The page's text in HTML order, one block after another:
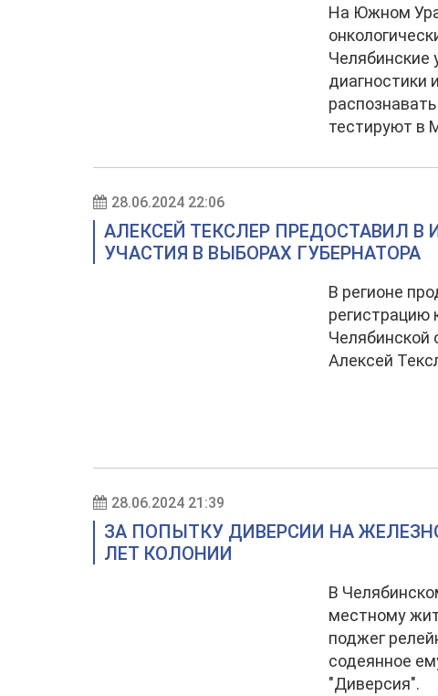
На Южном
Челябинские
диагностики
тестируют в
28.06.2024 22:06
АЛЕКСЕЙ ТЕКСЛЕР ПРЕДОСТАВИЛ
УЧАСТИЯ В ВЫБОРАХ ГУБЕРНАТОРА
В регионе
регистрацию
Челябинской
Алексей
28.06.2024 21:39
ЗА ПОПЫТКУ ДИВЕРСИИ НА
ЛЕТ КОЛОНИИ
В
местному
поджег
содеянное
"Диверсия".